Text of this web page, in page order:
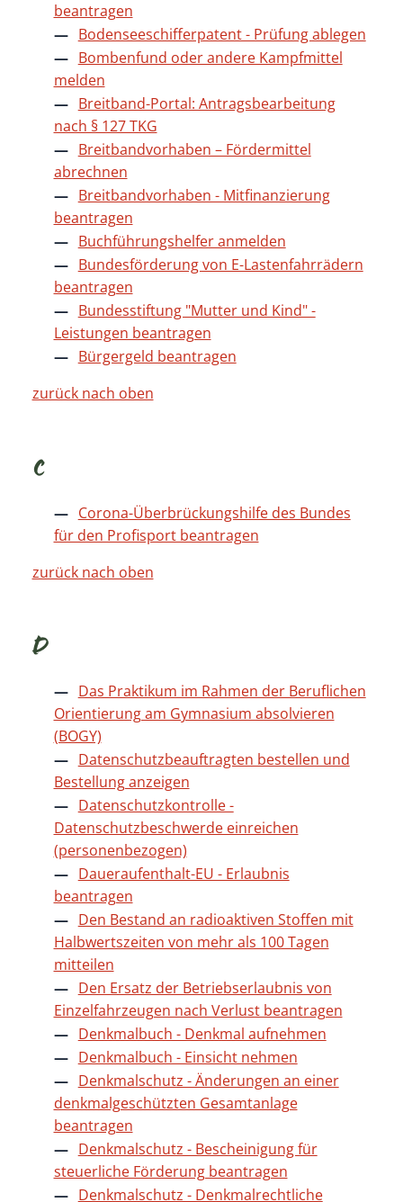
beantragen
Bodenseeschifferpatent - Prüfung ablegen
Bombenfund oder andere Kampfmittel
melden
Breitband-Portal: Antragsbearbeitung
nach § 127 TKG
Breitbandvorhaben – Fördermittel
abrechnen
Breitbandvorhaben - Mitfinanzierung
beantragen
Buchführungshelfer anmelden
Bundesförderung von E-Lastenfahrrädern
beantragen
Bundesstiftung "Mutter und Kind" -
Leistungen beantragen
Bürgergeld beantragen
zurück nach oben
C
Corona-Überbrückungshilfe des Bundes
für den Profisport beantragen
zurück nach oben
D
Das Praktikum im Rahmen der Beruflichen
Orientierung am Gymnasium absolvieren
(BOGY)
Datenschutzbeauftragten bestellen und
Bestellung anzeigen
Datenschutzkontrolle -
Datenschutzbeschwerde einreichen
(personenbezogen)
Daueraufenthalt-EU - Erlaubnis
beantragen
Den Bestand an radioaktiven Stoffen mit
Halbwertszeiten von mehr als 100 Tagen
mitteilen
Den Ersatz der Betriebserlaubnis von
Einzelfahrzeugen nach Verlust beantragen
Denkmalbuch - Denkmal aufnehmen
Denkmalbuch - Einsicht nehmen
Denkmalschutz - Änderungen an einer
denkmalgeschützten Gesamtanlage
beantragen
Denkmalschutz - Bescheinigung für
steuerliche Förderung beantragen
Denkmalschutz - Denkmalrechtliche